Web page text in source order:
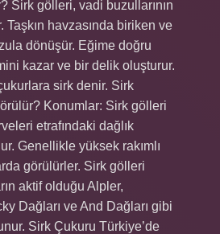
Sirk gölleri, vadi buzullarının
havzasında biriken ve
dönüşür. Eğime doğru
kazar ve bir delik oluşturur.
sirk denir. Sirk
Konumlar: Sirk gölleri
etrafındaki dağlık
Genellikle yüksek rakımlı
görülürler. Sirk gölleri
aktif olduğu Alpler,
Dağları ve And Dağları gibi
Sirk Çukuru Türkiye’de